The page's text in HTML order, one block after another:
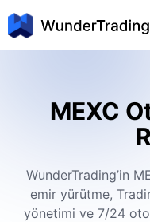
MEXC
WunderTrading’in
emir yürütme,
yönetimi ve 7/24